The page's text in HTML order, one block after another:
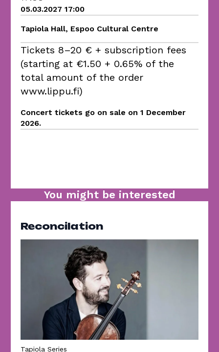
05.03.2027 17:00
Tapiola Hall, Espoo Cultural Centre
Tickets 8–20 € + subscription fees
(starting at €1.50 + 0.65% of the
total amount of the order
www.lippu.fi)
Concert tickets go on sale on 1 December
2026.
You might be interested
Reconcilation
Tapiola Series